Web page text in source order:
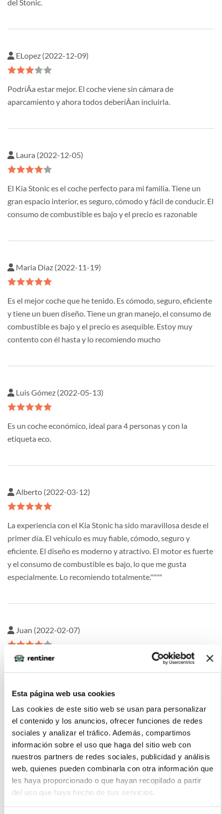
Esta página web usa cookies
Las cookies de este sitio web se usan para personalizar
el contenido y los anuncios, ofrecer funciones de redes
sociales y analizar el tráfico. Además, compartimos
información sobre el uso que haga del sitio web con
nuestros partners de redes sociales, publicidad y análisis
web, quienes pueden combinarla con otra información que
les haya proporcionado o que hayan recopilado a partir
del uso que haya hecho de sus servicios.
del Stonic.
ELopez (2022-12-09)
PodríÂ­a estar mejor. El coche viene sin cámara de
aparcamiento y ahora todos deberíÂ­an incluirla.
Laura (2022-12-05)
El Kia Stonic es el coche perfecto para mi familia. Tiene un
gran espacio interior, es seguro, cómodo y fácil de conducir. El
consumo de combustible es bajo y el precio es razonable
Maria Diaz (2022-11-19)
Es el mejor coche que he tenido. Es cómodo, seguro, eficiente
y tiene un buen diseño. Tiene un gran manejo, el consumo de
combustible es bajo y el precio es asequible. Estoy muy
contento con él hasta y lo recomiendo mucho
Luis Gómez (2022-05-13)
Es un coche económico, ideal para 4 personas y con la
etiqueta eco.
Alberto (2022-03-12)
La experiencia con el Kia Stonic ha sido maravillosa desde el
primer día. El vehículo es muy fiable, cómodo, seguro y
eficiente. El diseño es moderno y atractivo. El motor es fuerte
y el consumo de combustible es bajo, lo que me gusta
especialmente. Lo recomiendo totalmente.""""
Juan (2022-02-07)
He conducido el coche durante varios meses y estoy
atractivo, el motor es muy poderoso y los materiales internos
La imagen del coche puede no coincidir con el vehículo
ofertado. Los datos y la información publicada ha sido
obtenida de la empresa ofertante del renting y tiene solo
efectos informativos no contractuales.